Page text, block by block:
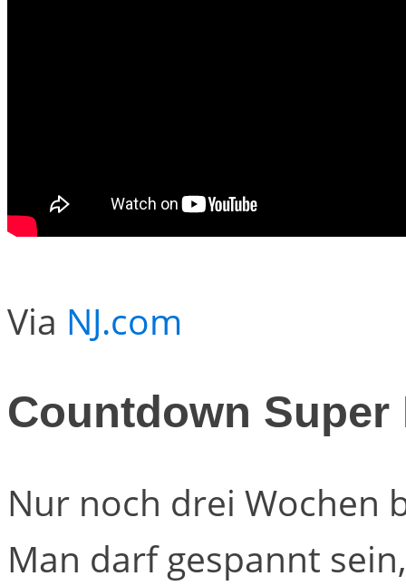
Via NJ.com
Countdown Super
Nur noch drei Wochen
Man darf gespannt